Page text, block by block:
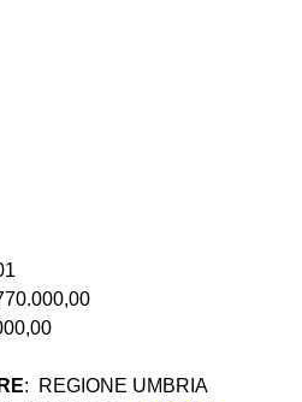
: REGIONE UMBRIA